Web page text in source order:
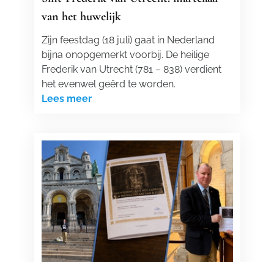
van het huwelijk
Zijn feestdag (18 juli) gaat in Nederland
bijna onopgemerkt voorbij. De heilige
Frederik van Utrecht (781 – 838) verdient
het evenwel geërd te worden.
Lees meer